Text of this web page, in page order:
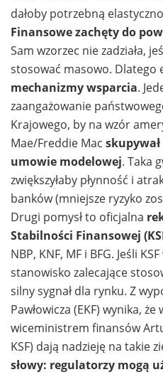
dałoby potrzebną
Finansowe zachęty do
Sam wzorzec nie zadziała,
stosować masowo. Dlatego
mechanizmy wsparcia.
zaangażowanie
Krajowego, by na wzór
Mae/Freddie Mac
umowie modelowej. Taka
zwiększyłaby płynność i
banków (mniejsze ryzyko
Drugi pomysł to oficjalna
Stabilności Finansowej
NBP, KNF, MF i BFG. Jeśli
stanowisko zalecające
silny sygnał dla rynku. Z
Pawłowicza (EKF) wynika,
wiceministrem finansów
KSF) dają nadzieję na takie
słowy: regulatorzy mogą